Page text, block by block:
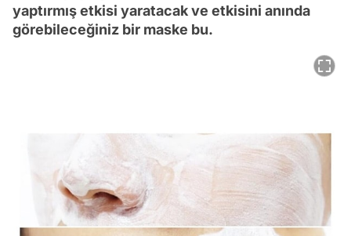
yaptırmış etkisi yaratacak ve etkisini anında
görebileceğiniz bir maske bu.